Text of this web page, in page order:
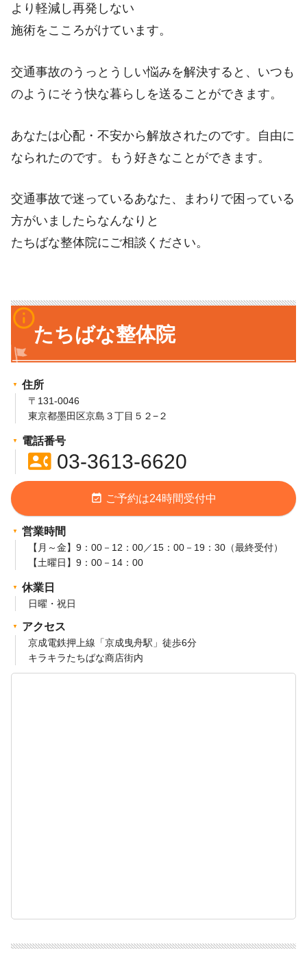
より軽減し再発しない
施術をこころがけています。
交通事故のうっとうしい悩みを解決すると、いつも
のようにそう快な暮らしを送ることができます。
あなたは心配・不安から解放されたのです。自由に
なられたのです。もう好きなことができます。
交通事故で迷っているあなた、まわりで困っている
方がいましたらなんなりと
たちばな整体院にご相談ください。
info_outline
たちばな整体院
住所
〒131-0046
東京都墨田区京島３丁目５２−２
電話番号
contact_phone03-3613-6620
event_available ご予約は24時間受付中
営業時間
【月～金】9：00－12：00／15：00－19：30（最終受付）
【土曜日】9：00－14：00
休業日
日曜・祝日
アクセス
京成電鉄押上線「京成曳舟駅」徒歩6分
キラキラたちばな商店街内